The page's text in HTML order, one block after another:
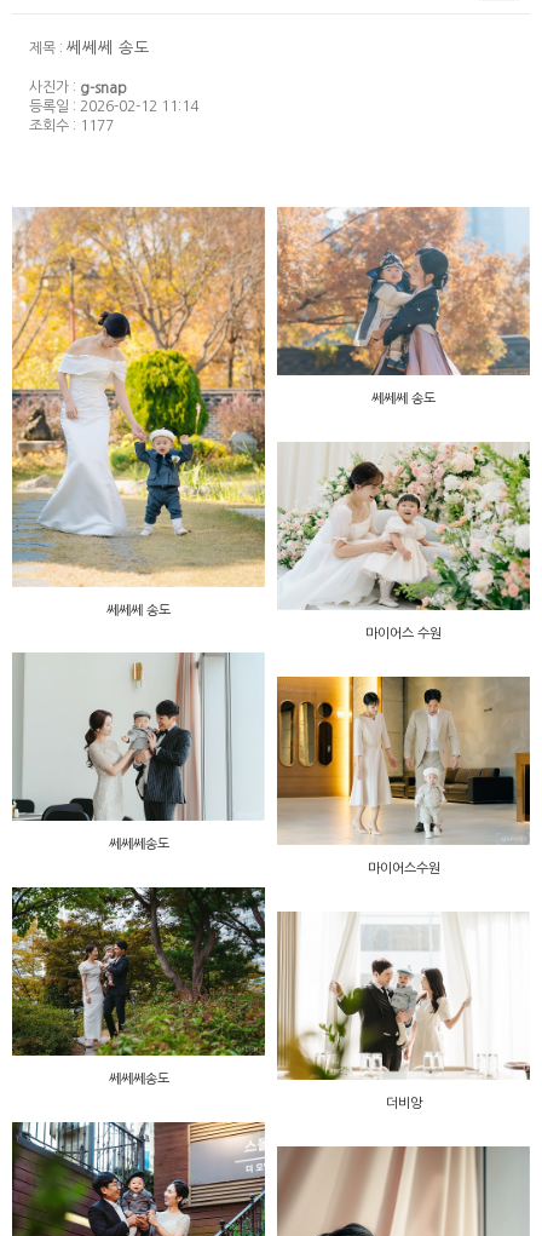
제목 : 쎄쎄쎄 송도
사진가 : g-snap
등록일 : 2026-02-12 11:14
조회수 : 1177
쎄쎄쎄 송도
쎄쎄쎄 송도
마이어스 수원
쎄쎄쎄송도
마이어스수원
쎄쎄쎄송도
더비앙